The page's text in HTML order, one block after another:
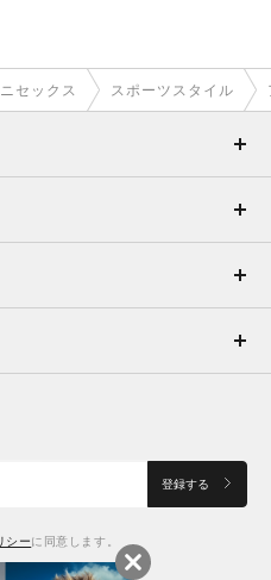
セックス スポーツスタイル
登録する
シーに同意します。